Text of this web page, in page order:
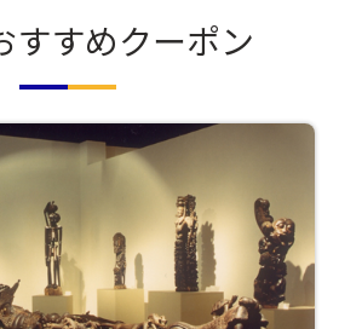
すすめクーポン